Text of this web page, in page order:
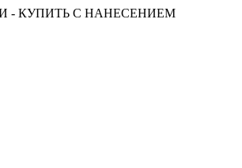
- КУПИТЬ С НАНЕСЕНИЕМ